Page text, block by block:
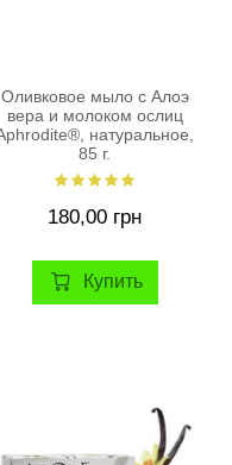
Оливковое мыло с Алоэ
вера и молоком ослиц
натуральное,
85 г.
180,00 грн
Купить